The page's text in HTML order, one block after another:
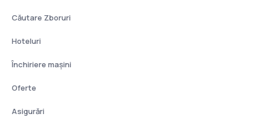
Căutare Zboruri
Hoteluri
Închiriere mașini
Oferte
Asigurări